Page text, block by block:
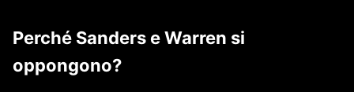
Perché Sanders e Warren si
oppongono?